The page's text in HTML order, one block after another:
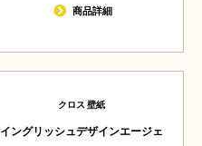
商品詳細
クロス 壁紙
イングリッシュデザインエージェ